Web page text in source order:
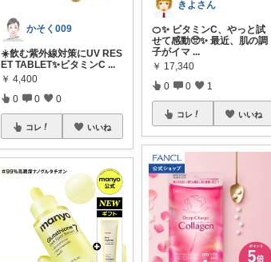
かそく009
☀️飲む紫外線対策にUV RES
ET TABLET✨ビタミンC ...
￥ 4,400
0 0 0
コレ いいね
きよさん
🍊✨ ビタミンC、やっと試
せて感動🥺✨ 最近、肌の調
子がイマ ...
￥ 17,340
0 0 1
コレ いいね